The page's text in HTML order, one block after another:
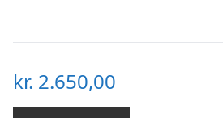
kr. 2.650,00